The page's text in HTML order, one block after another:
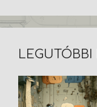
LEGUTÓBBI